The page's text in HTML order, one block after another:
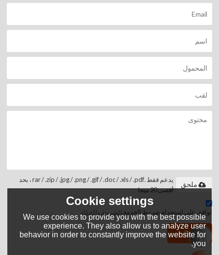
يدعم فقط .rar / .zip / .jpg / .png / .gif / .doc / .xls / .pdf ، بحد
أقصى 20 ميجا
ملحق
توافق على استخدام شروط الخدمة,الشروط والاحكام
إرسال
Cookie settings
We use cookies to provide you with the best possible
experience. They also allow us to analyze user
behavior in order to constantly improve the website for
you.